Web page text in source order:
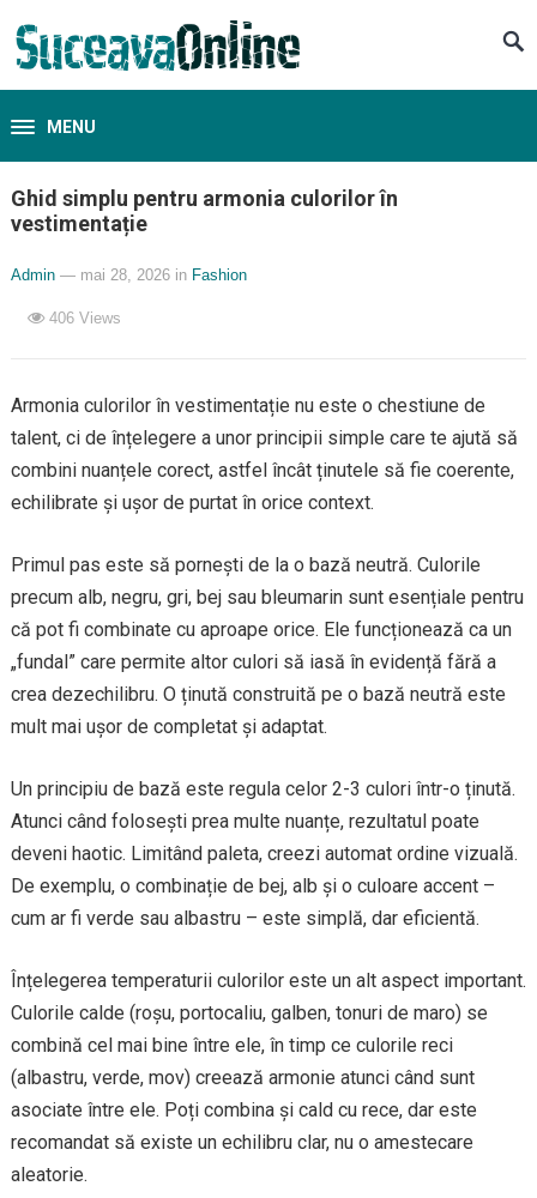
MENU
Ghid simplu pentru armonia culorilor în
vestimentație
Admin — mai 28, 2026 in Fashion
406Views
Armonia culorilor în vestimentație nu este o chestiune de
talent, ci de înțelegere a unor principii simple care te ajută să
combini nuanțele corect, astfel încât ținutele să fie coerente,
echilibrate și ușor de purtat în orice context.
Primul pas este să pornești de la o bază neutră. Culorile
precum alb, negru, gri, bej sau bleumarin sunt esențiale pentru
că pot fi combinate cu aproape orice. Ele funcționează ca un
„fundal” care permite altor culori să iasă în evidență fără a
crea dezechilibru. O ținută construită pe o bază neutră este
mult mai ușor de completat și adaptat.
Un principiu de bază este regula celor 2-3 culori într-o ținută.
Atunci când folosești prea multe nuanțe, rezultatul poate
deveni haotic. Limitând paleta, creezi automat ordine vizuală.
De exemplu, o combinație de bej, alb și o culoare accent –
cum ar fi verde sau albastru – este simplă, dar eficientă.
Înțelegerea temperaturii culorilor este un alt aspect important.
Culorile calde (roșu, portocaliu, galben, tonuri de maro) se
combină cel mai bine între ele, în timp ce culorile reci
(albastru, verde, mov) creează armonie atunci când sunt
asociate între ele. Poți combina și cald cu rece, dar este
recomandat să existe un echilibru clar, nu o amestecare
aleatorie.